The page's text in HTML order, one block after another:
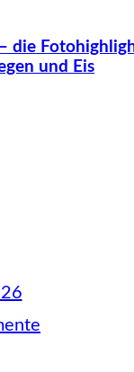
die
und Eis